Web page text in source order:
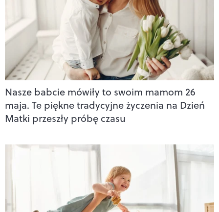
Nasze babcie mówiły to swoim mamom 26
maja. Te piękne tradycyjne życzenia na Dzień
Matki przeszły próbę czasu